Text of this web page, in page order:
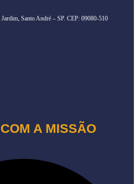
Santo André – SP. CEP: 09080-510
A MISSÃO